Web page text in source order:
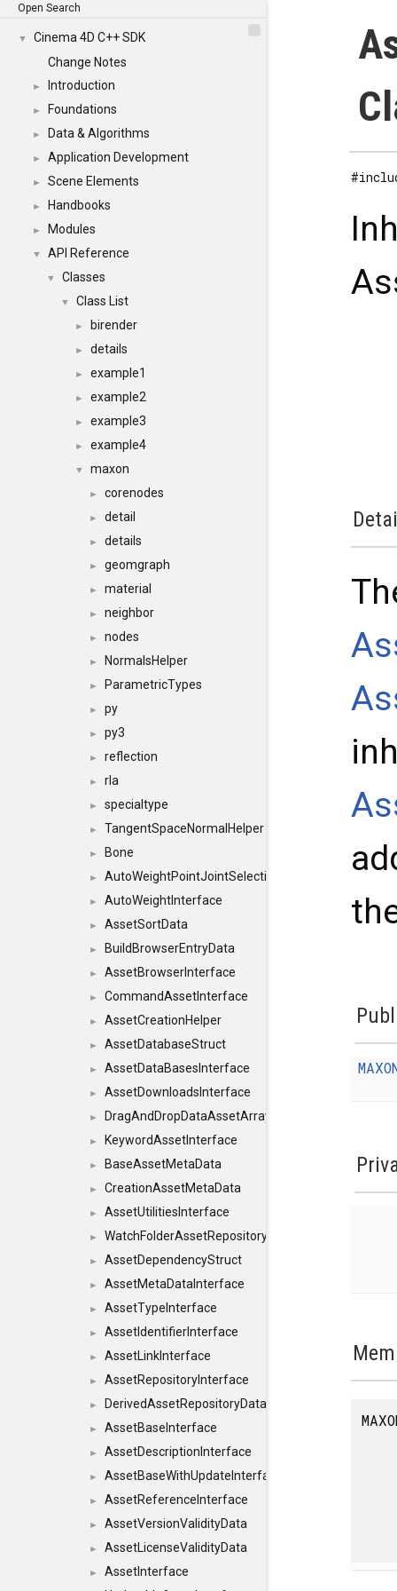
Open Search
▼
Cinema 4D C++ SDK
Change Notes
► Introduction
► Foundations
► Data & Algorithms
► Application Development
► Scene Elements
► Handbooks
► Modules
▼ API Reference
▼ Classes
▼ Class List
► birender
► details
► example1
► example2
► example3
► example4
▼ maxon
► corenodes
► detail
► details
► geomgraph
► material
► neighbor
► nodes
► NormalsHelper
► ParametricTypes
► py
► py3
► reflection
► rla
► specialtype
► TangentSpaceNormalHelper
► Bone
► AutoWeightPointJointSelections
► AutoWeightInterface
► AssetSortData
► BuildBrowserEntryData
► AssetBrowserInterface
► CommandAssetInterface
► AssetCreationHelper
► AssetDatabaseStruct
► AssetDataBasesInterface
► AssetDownloadsInterface
► DragAndDropDataAssetArray
► KeywordAssetInterface
► BaseAssetMetaData
► CreationAssetMetaData
► AssetUtilitiesInterface
► WatchFolderAssetRepositoryInterface
► AssetDependencyStruct
► AssetMetaDataInterface
► AssetTypeInterface
► AssetIdentifierInterface
► AssetLinkInterface
► AssetRepositoryInterface
► DerivedAssetRepositoryDataInterface
► AssetBaseInterface
► AssetDescriptionInterface
► AssetBaseWithUpdateInterface
► AssetReferenceInterface
► AssetVersionValidityData
► AssetLicenseValidityData
►
AssetInterface